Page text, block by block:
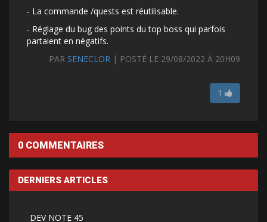
- La commande /quests est réutilisable.
- Réglage du bug des points du top boss qui parfois
partaient en négatifs.
PAR SENECLOR | POSTÉ LE 29/08/2022 À 20H09
1
0 COMMENTAIRES
DERNIERS ARTICLES
DEV NOTE 45